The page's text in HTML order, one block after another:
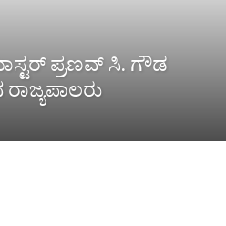
ಪ್ರಣವ್ ಸಿ. ಗೌಡ